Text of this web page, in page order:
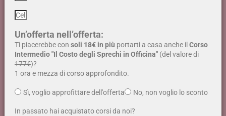
Un’offerta nell’offerta:
Ti piacerebbe con soli 18€ in più portarti a casa anche il Corso
Intermedio "Il Costo degli Sprechi in Officina"(del valore di
177€)?
1 ora e mezza di corso approfondito.
Sì, voglio approfittare dell'offerta No, non voglio lo sconto
In passato hai acquistato corsi da noi?